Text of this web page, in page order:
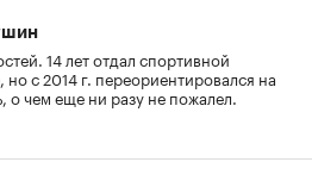
14 лет отдал спортивной
но с 2014 г. переориентировался на
о чем еще ни разу не пожалел.